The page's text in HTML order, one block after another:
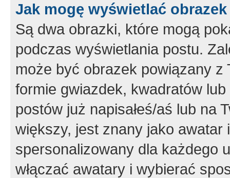
Jak mogę wyświetlać
Są dwa obrazki, które mogą
podczas wyświetlania postu.
może być obrazek powiązany z
formie gwiazdek, kwadratów
postów już napisałeś/aś lub na
większy, jest znany jako
spersonalizowany dla każdego
włączać awatary i wybierać